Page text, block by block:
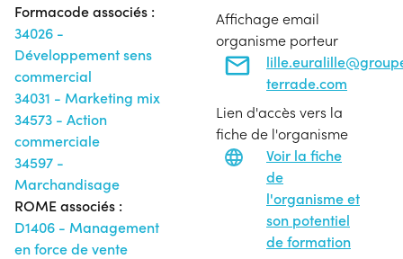
Formacode associés :
34026 -
Développement sens
commercial
34031 - Marketing mix
34573 - Action
commerciale
34597 -
Marchandisage
ROME associés :
D1406 - Management
en force de vente
Affichage email
organisme porteur
terrade.com
Lien d'accès vers la
fiche de l'organisme
Voir la fiche
de
l'organisme et
son potentiel
de formation